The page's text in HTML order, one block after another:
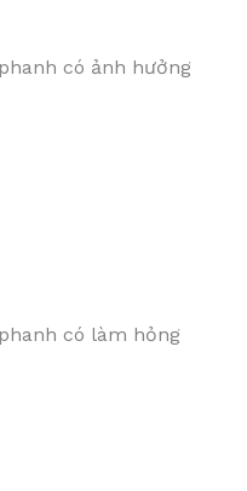
có ảnh hưởng
có làm hỏng